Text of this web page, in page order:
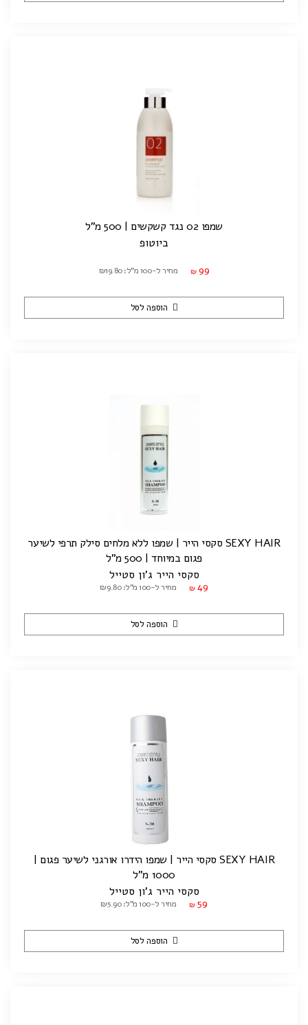
שמפו 02 נגד קשקשים | 500 מ"ל
ביוטופ
₪ 99 מחיר ל-100 מ"ל: ₪19.80
הוספה לסל
SEXY HAIR סקסי הייר | שמפו ללא מלחים סילק תרפי לשיער
פגום במיוחד | 500 מ"ל
סקסי הייר ג'ון סטייל
₪ 49 מחיר ל-100 מ"ל: ₪9.80
הוספה לסל
SEXY HAIR סקסי הייר | שמפו הידרו אורגני לשיער פגום |
1000 מ"ל
סקסי הייר ג'ון סטייל
₪ 59 מחיר ל-100 מ"ל: ₪5.90
הוספה לסל